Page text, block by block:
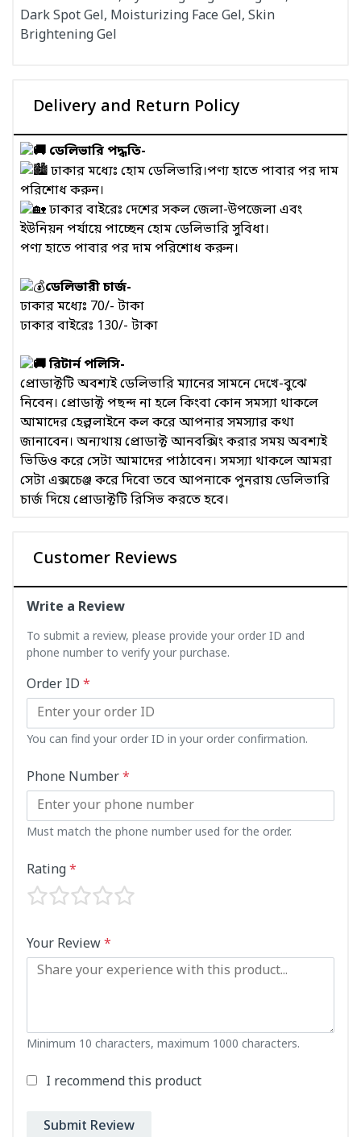
Dark Spot Gel, Moisturizing Face Gel, Skin
Brightening Gel
Delivery and Return Policy
ডেলিভারি পদ্ধতি-
ঢাকার মধ্যেঃ হোম ডেলিভারি।পণ্য হাতে পাবার পর দাম
পরিশোধ করুন।
ঢাকার বাইরেঃ দেশের সকল জেলা-উপজেলা এবং
ইউনিয়ন পর্যায়ে পাচ্ছেন হোম ডেলিভারি সুবিধা।
পণ্য হাতে পাবার পর দাম পরিশোধ করুন।
ডেলিভারী চার্জ-
ঢাকার মধ্যেঃ 70/- টাকা
ঢাকার বাইরেঃ 130/- টাকা
রিটার্ন পলিসি-
প্রোডাক্টটি অবশ্যই ডেলিভারি ম্যানের সামনে দেখে-বুঝে
নিবেন। প্রোডাক্ট পছন্দ না হলে কিংবা কোন সমস্যা থাকলে
আমাদের হেল্পলাইনে কল করে আপনার সমস্যার কথা
জানাবেন। অন্যথায় প্রোডাক্ট আনবক্সিং করার সময় অবশ্যই
ভিডিও করে সেটা আমাদের পাঠাবেন। সমস্যা থাকলে আমরা
সেটা এক্সচেঞ্জ করে দিবো তবে আপনাকে পুনরায় ডেলিভারি
চার্জ দিয়ে প্রোডাক্টটি রিসিভ করতে হবে।
Customer Reviews
Write a Review
To submit a review, please provide your order ID and
phone number to verify your purchase.
Order ID *
You can find your order ID in your order confirmation.
Phone Number*
Must match the phone number used for the order.
Rating*
Your Review*
Minimum 10 characters, maximum 1000 characters.
I recommend this product
Submit Review